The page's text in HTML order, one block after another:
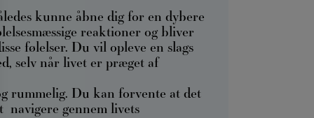
kunne åbne dig for en dybere
reaktioner og bliver
følelser. Du vil opleve en slags
selv når livet er præget af
rummelig. Du kan forvente at det
navigere gennem livets